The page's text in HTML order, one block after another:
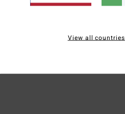
View all countries